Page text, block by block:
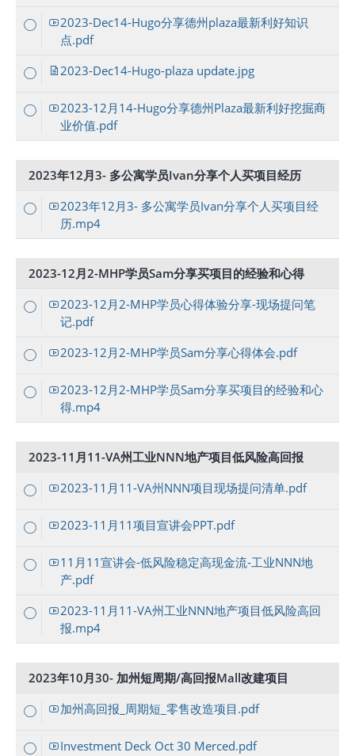
2023-Dec14-Hugo分享德州plaza最新利好知识
点.pdf
2023-Dec14-Hugo-plaza update.jpg
2023-12月14-Hugo分享德州Plaza最新利好挖掘商
业价值.pdf
2023年12月3- 多公寓学员Ivan分享个人买项目经历
2023年12月3- 多公寓学员Ivan分享个人买项目经
历.mp4
2023-12月2-MHP学员Sam分享买项目的经验和心得
2023-12月2-MHP学员心得体验分享-现场提问笔
记.pdf
2023-12月2-MHP学员Sam分享心得体会.pdf
2023-12月2-MHP学员Sam分享买项目的经验和心
得.mp4
2023-11月11-VA州工业NNN地产项目低风险高回报
2023-11月11-VA州NNN项目现场提问清单.pdf
2023-11月11项目宣讲会PPT.pdf
11月11宣讲会-低风险稳定高现金流-工业NNN地
产.pdf
2023-11月11-VA州工业NNN地产项目低风险高回
报.mp4
2023年10月30- 加州短周期/高回报Mall改建项目
加州高回报_周期短_零售改造项目.pdf
Investment Deck Oct 30 Merced.pdf